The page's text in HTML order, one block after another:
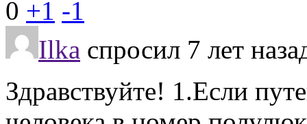
0 +1 -1
Ilka спросил 7 лет
Здравствуйте! 1.Если